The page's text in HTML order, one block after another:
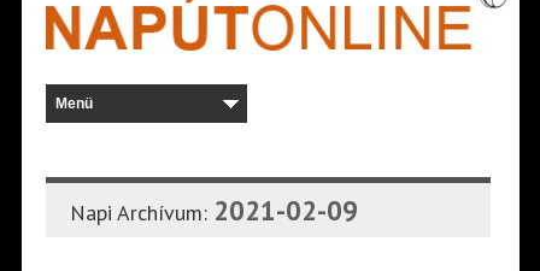
Napi Archívum: 2021-02-09